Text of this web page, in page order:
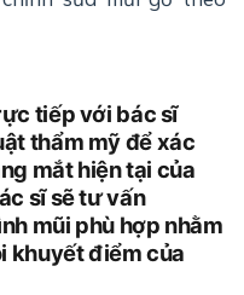
tiếp với bác sĩ
thẩm mỹ để xác
mắt hiện tại của
sĩ sẽ tư vấn
mũi phù hợp nhằm
khuyết điểm của